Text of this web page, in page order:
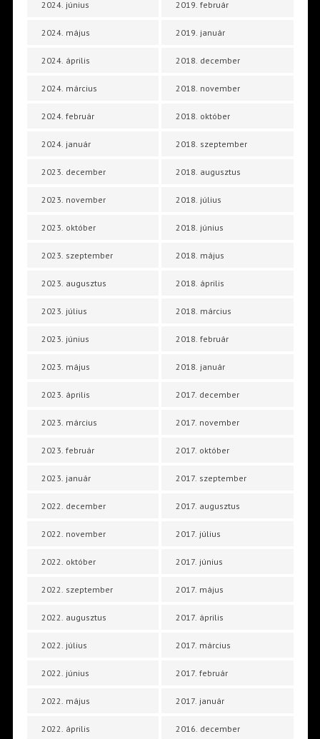
2024. június
2024. május
2024. április
2024. március
2024. február
2024. január
2023. december
2023. november
2023. október
2023. szeptember
2023. augusztus
2023. július
2023. június
2023. május
2023. április
2023. március
2023. február
2023. január
2022. december
2022. november
2022. október
2022. szeptember
2022. augusztus
2022. július
2022. június
2022. május
2022. április
2019. február
2019. január
2018. december
2018. november
2018. október
2018. szeptember
2018. augusztus
2018. július
2018. június
2018. május
2018. április
2018. március
2018. február
2018. január
2017. december
2017. november
2017. október
2017. szeptember
2017. augusztus
2017. július
2017. június
2017. május
2017. április
2017. március
2017. február
2017. január
2016. december